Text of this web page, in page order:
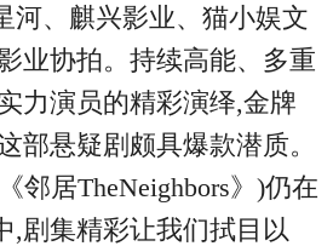
河、麒兴影业、猫小娱文
业协拍。持续高能、多重
力演员的精彩演绎,金牌
部悬疑剧颇具爆款潜质。
邻居TheNeighbors》)仍在
,剧集精彩让我们拭目以